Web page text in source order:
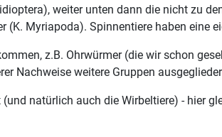
weiter unten dann die nicht zu
Myriapoda). Spinnentiere haben eine
z.B. Ohrwürmer (die wir schon
Nachweise weitere Gruppen
natürlich auch die Wirbeltiere) - hier